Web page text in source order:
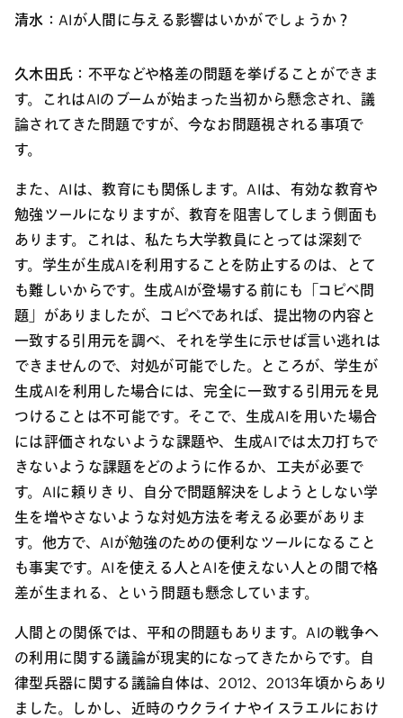
清水： AIが人間に与える影響はいかがでしょうか？
久木田氏： 不平などや格差の問題を挙げることができま
す。これはAIのブームが始まった当初から懸念され、議
論されてきた問題ですが、今なお問題視される事項で
す。
また、AIは、教育にも関係します。AIは、有効な教育や
勉強ツールになりますが、教育を阻害してしまう側面も
あります。これは、私たち大学教員にとっては深刻で
す。学生が生成AIを利用することを防止するのは、とて
も難しいからです。生成AIが登場する前にも「コピペ問
題」がありましたが、コピペであれば、提出物の内容と
一致する引用元を調べ、それを学生に示せば言い逃れは
できませんので、対処が可能でした。ところが、学生が
生成AIを利用した場合には、完全に一致する引用元を見
つけることは不可能です。そこで、生成AIを用いた場合
には評価されないような課題や、生成AIでは太刀打ちで
きないような課題をどのように作るか、工夫が必要で
す。AIに頼りきり、自分で問題解決をしようとしない学
生を増やさないような対処方法を考える必要がありま
す。他方で、AIが勉強のための便利なツールになること
も事実です。AIを使える人とAIを使えない人との間で格
差が生まれる、という問題も懸念しています。
人間との関係では、平和の問題もあります。AIの戦争へ
の利用に関する議論が現実的になってきたからです。自
律型兵器に関する議論自体は、2012、2013年頃からあり
ました。しかし、近時のウクライナやイスラエルにおけ